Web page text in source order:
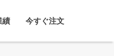
績 今すぐ注文